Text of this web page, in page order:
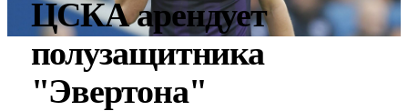
ЦСКА арендует
полузащитника
"Эвертона"